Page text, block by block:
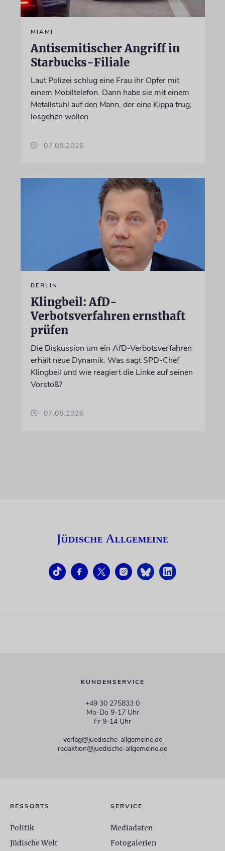
MIAMI
Antisemitischer Angriff in
Starbucks-Filiale
Laut Polizei schlug eine Frau ihr Opfer mit
einem Mobiltelefon. Dann habe sie mit einem
Metallstuhl auf den Mann, der eine Kippa trug,
losgehen wollen
07.08.2026
BERLIN
Klingbeil: AfD-
Verbotsverfahren ernsthaft
prüfen
Die Diskussion um ein AfD-Verbotsverfahren
erhält neue Dynamik. Was sagt SPD-Chef
Klingbeil und wie reagiert die Linke auf seinen
Vorstoß?
07.08.2026
KUNDENSERVICE
+49 30 275833 0
Mo-Do 9-17 Uhr
Fr 9-14 Uhr
verlag@juedische-allgemeine.de
redaktion@juedische-allgemeine.de
RESSORTS
Politik
Jüdische Welt
SERVICE
Mediadaten
Fotogalerien